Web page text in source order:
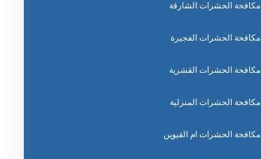
مكافحة الحشرات الشارقة
مكافحة الحشرات الفجيرة
مكافحة الحشرات القشرية
مكافحة الحشرات المنزلية
مكافحة الحشرات ام القيوين